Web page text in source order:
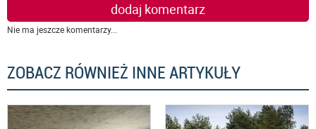
dodaj komentarz
Nie ma jeszcze komentarzy...
ZOBACZ RÓWNIEŻ INNE ARTYKUŁY